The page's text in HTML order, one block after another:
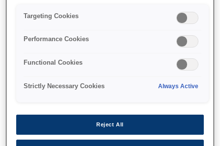
Targeting Cookies
Performance Cookies
Functional Cookies
Strictly Necessary Cookies Always Active
Reject All